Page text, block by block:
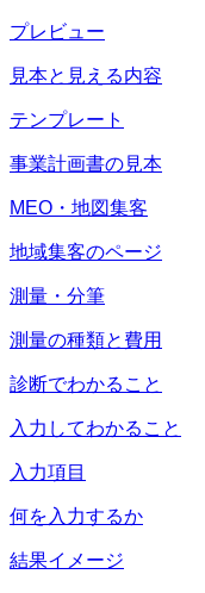
プレビュー
見本と見える内容
テンプレート
事業計画書の見本
MEO・地図集客
地域集客のページ
測量・分筆
測量の種類と費用
診断でわかること
入力してわかること
入力項目
何を入力するか
結果イメージ